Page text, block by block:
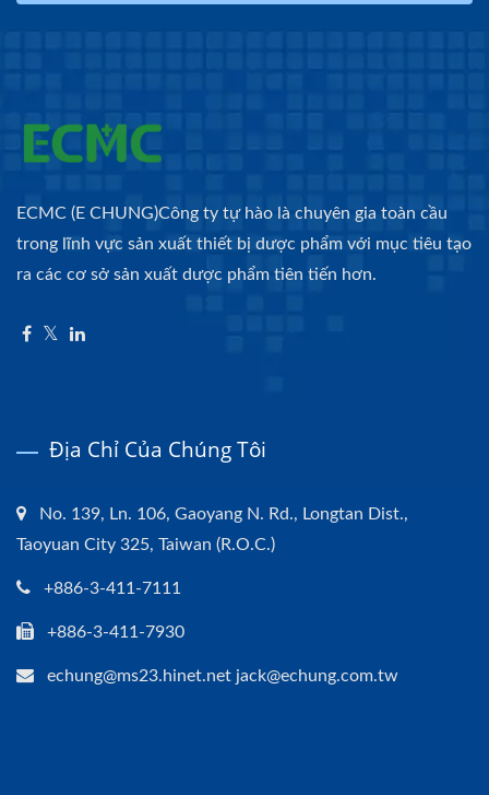
ECMC (E CHUNG)Công ty tự hào là chuyên gia toàn cầu
trong lĩnh vực sản xuất thiết bị dược phẩm với mục tiêu tạo
ra các cơ sở sản xuất dược phẩm tiên tiến hơn.
Địa Chỉ Của Chúng Tôi
No. 139, Ln. 106, Gaoyang N. Rd., Longtan Dist.,
Taoyuan City 325, Taiwan (R.O.C.)
+886-3-411-7111
+886-3-411-7930
echung@ms23.hinet.net jack@echung.com.tw